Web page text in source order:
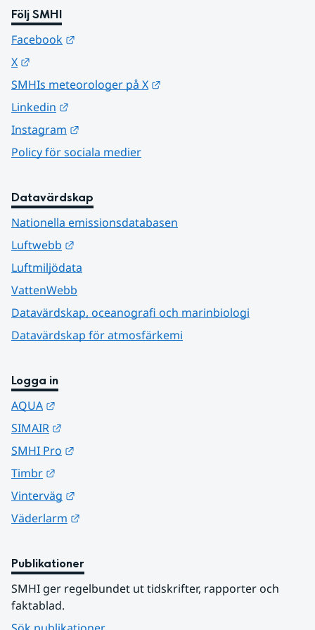
Följ SMHI
Facebook
X
SMHIs meteorologer på X
Linkedin
Instagram
Policy för sociala medier
Datavärdskap
Nationella emissionsdatabasen
Luftwebb
Luftmiljödata
VattenWebb
Datavärdskap, oceanografi och marinbiologi
Datavärdskap för atmosfärkemi
Logga in
AQUA
SIMAIR
SMHI Pro
Timbr
Vinterväg
Väderlarm
Publikationer
SMHI ger regelbundet ut tidskrifter, rapporter och
faktablad.